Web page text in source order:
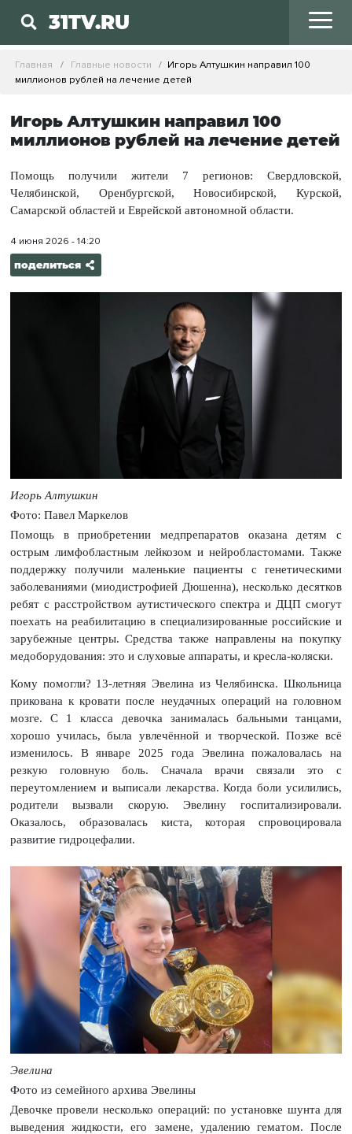
31TV.RU
Главная Главные новости
Игорь Алтушкин направил 100
миллионов рублей на лечение детей
Игорь Алтушкин направил 100
миллионов рублей на лечение детей
Помощь получили жители 7 регионов: Свердловской,
Челябинской, Оренбургской, Новосибирской, Курской,
Самарской областей и Еврейской автономной области.
4 июня 2026 - 14:20
поделиться
Игорь Алтушкин
Фото: Павел Маркелов
Помощь в приобретении медпрепаратов оказана детям с
острым лимфобластным лейкозом и нейробластомами. Также
поддержку получили маленькие пациенты с генетическими
заболеваниями (миодистрофией Дюшенна), несколько десятков
ребят с расстройством аутистического спектра и ДЦП смогут
поехать на реабилитацию в специализированные российские и
зарубежные центры. Средства также направлены на покупку
медоборудования: это и слуховые аппараты, и кресла-коляски.
Кому помогли? 13-летняя Эвелина из Челябинска. Школьница
прикована к кровати после неудачных операций на головном
мозге. С 1 класса девочка занималась бальными танцами,
хорошо училась, была увлечённой и творческой. Позже всё
изменилось. В январе 2025 года Эвелина пожаловалась на
резкую головную боль. Сначала врачи связали это с
переутомлением и выписали лекарства. Когда боли усилились,
родители вызвали скорую. Эвелину госпитализировали.
Оказалось, образовалась киста, которая спровоцировала
развитие гидроцефалии.
Эвелина
Фото из семейного архива Эвелины
Девочке провели несколько операций: по установке шунта для
выведения жидкости, его замене, удалению гематом. После